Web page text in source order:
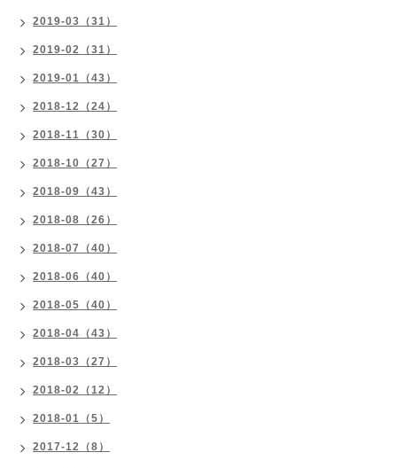
2019-03（31）
2019-02（31）
2019-01（43）
2018-12（24）
2018-11（30）
2018-10（27）
2018-09（43）
2018-08（26）
2018-07（40）
2018-06（40）
2018-05（40）
2018-04（43）
2018-03（27）
2018-02（12）
2018-01（5）
2017-12（8）